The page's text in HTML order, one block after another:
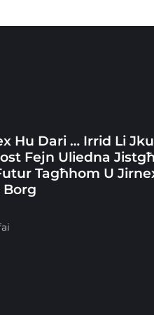
Hu Dari … Irrid Li
Fejn Uliedna
Tagħhom U
Borg